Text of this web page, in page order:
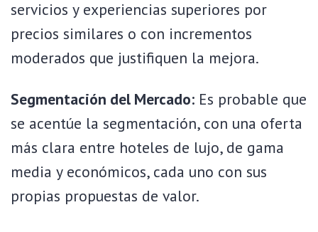
servicios y experiencias superiores por
precios similares o con incrementos
moderados que justifiquen la mejora.
Segmentación del Mercado: Es probable que
se acentúe la segmentación, con una oferta
más clara entre hoteles de lujo, de gama
media y económicos, cada uno con sus
propias propuestas de valor.